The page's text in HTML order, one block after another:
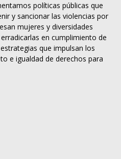
políticas públicas que
y sancionar las violencias por
mujeres y diversidades
en cumplimiento de
que impulsan los
e igualdad de derechos para